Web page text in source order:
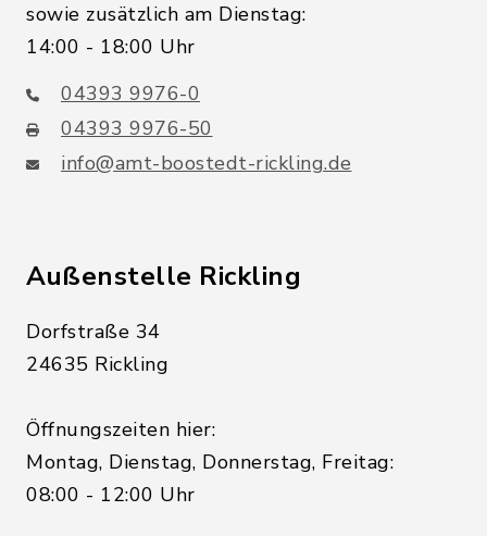
sowie zusätzlich am Dienstag:
14:00 - 18:00 Uhr
04393 9976-0
04393 9976-50
info@amt-boostedt-rickling.de
Außenstelle Rickling
Dorfstraße 34
24635 Rickling
Öffnungszeiten hier:
Montag, Dienstag, Donnerstag, Freitag:
08:00 - 12:00 Uhr